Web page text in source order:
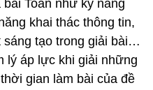
Toán như kỹ năng
khai thác thông tin,
sáng tạo trong giải bài…
lý áp lực khi giải những
gian làm bài của đề